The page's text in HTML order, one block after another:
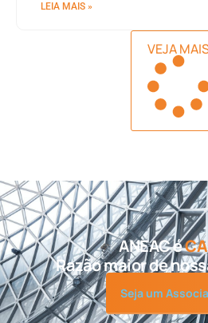
LEIA MAIS »
VEJA
ANEAC é
Razão maior de
Seja um